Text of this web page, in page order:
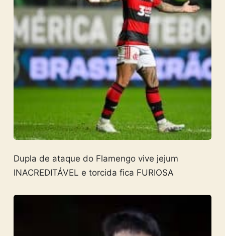
Dupla de ataque do Flamengo vive jejum
INACREDITÁVEL e torcida fica FURIOSA